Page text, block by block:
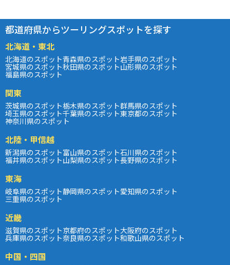
都道府県からツーリングスポットを探す
北海道・東北
北海道のスポット青森県のスポット岩手県のスポット
宮城県のスポット秋田県のスポット山形県のスポット
福島県のスポット
関東
茨城県のスポット栃木県のスポット群馬県のスポット
埼玉県のスポット千葉県のスポット東京都のスポット
神奈川県のスポット
北陸・甲信越
新潟県のスポット富山県のスポット石川県のスポット
福井県のスポット山梨県のスポット長野県のスポット
東海
岐阜県のスポット静岡県のスポット愛知県のスポット
三重県のスポット
近畿
滋賀県のスポット京都府のスポット大阪府のスポット
兵庫県のスポット奈良県のスポット和歌山県のスポット
中国・四国